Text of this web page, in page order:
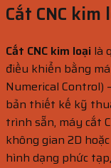
Cắt CNC
Cắt CNC kim loại là
điều khiển bằng
Numerical Control)
bản thiết kế kỹ
trình sẵn, máy cắt
không gian 2D
hình dạng phức